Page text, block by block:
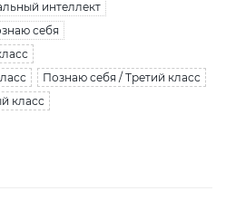
интеллект
себя
Познаю себя / Третий класс
класс